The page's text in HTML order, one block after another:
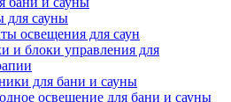
для сауны
освещения для саун
и блоки управления для
для бани и сауны
освещение для бани и сауны